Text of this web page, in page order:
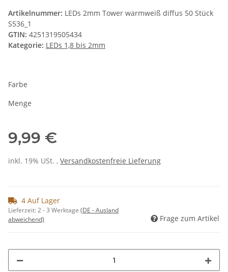
Artikelnummer: LEDs 2mm Tower warmweiß diffus 50 Stück
S536_1
GTIN: 4251319505434
Kategorie: LEDs 1,8 bis 2mm
Farbe
Menge
9,99 €
inkl. 19% USt. , Versandkostenfreie Lieferung
4 Auf Lager
Lieferzeit:2 - 3 Werktage (DE - Ausland
abweichend)
Frage zum Artikel